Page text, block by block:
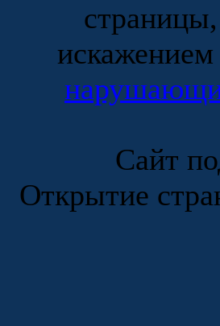
искажением
Сайт
Открытие